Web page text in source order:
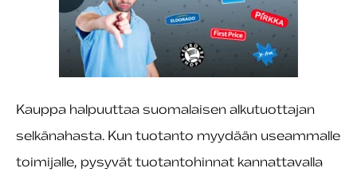
Kauppa halpuuttaa suomalaisen alkutuottajan
selkänahasta. Kun tuotanto myydään useammalle
toimijalle, pysyvät tuotantohinnat kannattavalla